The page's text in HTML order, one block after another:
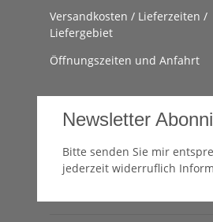
Versandkosten / Lieferzeiten /
Liefergebiet
Öffnungszeiten und Anfahrt
Newsletter
Bitte senden Sie mir
jederzeit widerruflich